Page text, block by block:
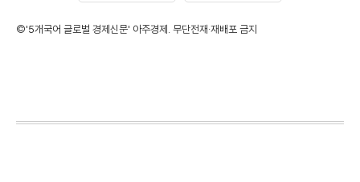
©'5개국어 글로벌 경제신문' 아주경제. 무단전재·재배포 금지